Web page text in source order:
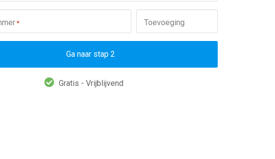
* Toevoeging
Ga naar stap 2
Gratis - Vrijblijvend